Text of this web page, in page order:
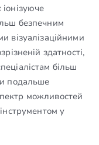
безпечним
візуалізаційними
здатності,
більш
подальше
можливостей
у